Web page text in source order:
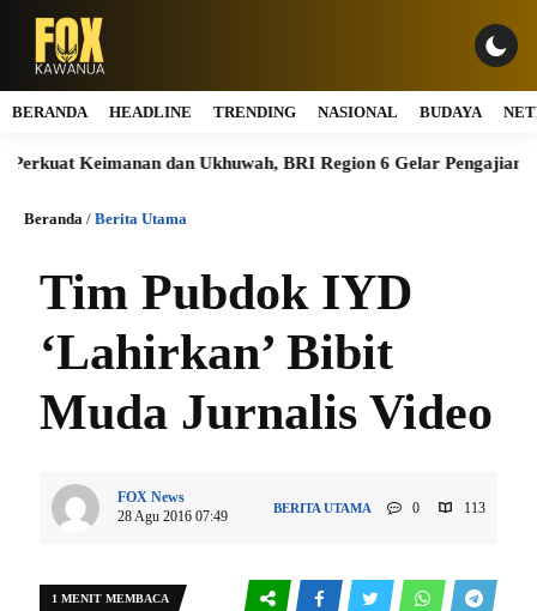
BERANDA HEADLINE TRENDING NASIONAL BUDAYA
Keimanan dan Ukhuwah, BRI Region 6 Gelar Pengajian Rutin
Beranda / Berita Utama
Tim Pubdok IYD
‘Lahirkan’ Bibit
Muda Jurnalis Video
FOX News
28 Agu 2016 07:49
BERITA UTAMA 0 113
1 MENIT MEMBACA